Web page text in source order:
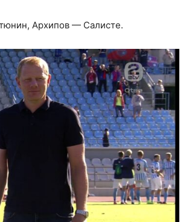
Архипов — Салисте.